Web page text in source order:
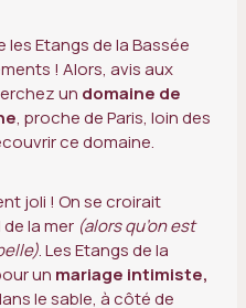
les Etangs de la Bassée
! Alors, avis aux
un domaine de
, proche de Paris, loin des
ce domaine.
joli ! On se croirait
la mer (alors qu’on est
. Les Etangs de la
un mariage intimiste,
le sable, à côté de